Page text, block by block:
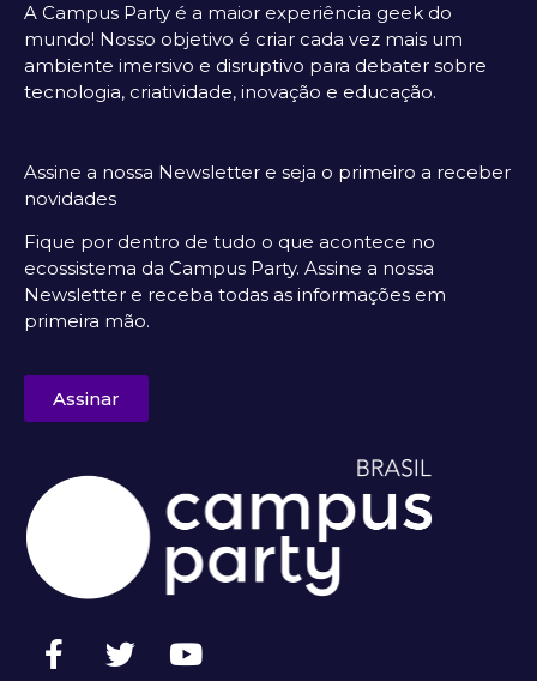
A Campus Party é a maior experiência geek do
mundo! Nosso objetivo é criar cada vez mais um
ambiente imersivo e disruptivo para debater sobre
tecnologia, criatividade, inovação e educação.
Assine a nossa Newsletter e seja o primeiro a receber
novidades
Fique por dentro de tudo o que acontece no
ecossistema da Campus Party. Assine a nossa
Newsletter e receba todas as informações em
primeira mão.
Assinar